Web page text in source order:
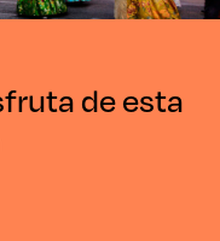
de esta